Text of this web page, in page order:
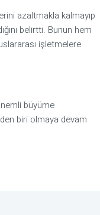
azaltmakla kalmayıp
belirtti. Bunun hem
işletmelere
büyüme
biri olmaya devam